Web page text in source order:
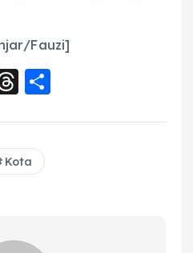
Fauzi]
T
re
a
d
a
Kota